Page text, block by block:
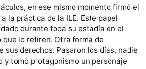
en ese mismo momento firmó el
la práctica de la ILE. Este papel
durante toda su estadía en el
que lo retiren. Otra forma de
sus derechos. Pasaron los días, nadie
y tomó protagonismo un personaje